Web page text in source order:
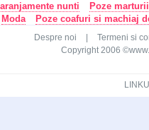
nunti
Poze
Moda Poze coafuri si machiaj
Despre noi
Termeni si
Copyright 2006